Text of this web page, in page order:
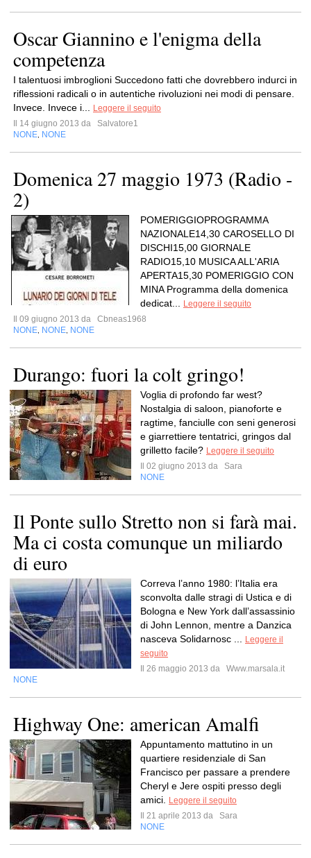
Oscar Giannino e l'enigma della
competenza
I talentuosi imbroglioni Succedono fatti che dovrebbero indurci in
riflessioni radicali o in autentiche rivoluzioni nei modi di pensare.
Invece. Invece i...
Leggere il seguito
Il 14 giugno 2013 da
Salvatore1
NONE NONE
Domenica 27 maggio 1973 (Radio -
2)
POMERIGGIOPROGRAMMA
NAZIONALE14,30 CAROSELLO DI
DISCHI15,00 GIORNALE
RADIO15,10 MUSICA ALL'ARIA
APERTA15,30 POMERIGGIO CON
MINA Programma della domenica
dedicat...
Leggere il seguito
Il 09 giugno 2013 da
Cbneas1968
NONE NONE NONE
Durango: fuori la colt gringo!
Voglia di profondo far west?
Nostalgia di saloon, pianoforte e
ragtime, fanciulle con seni generosi
e giarrettiere tentatrici, gringos dal
grilletto facile? Leggere il seguito
Il 02 giugno 2013 da
Sara
NONE
Il Ponte sullo Stretto non si farà mai.
Ma ci costa comunque un miliardo
di euro
Correva l’anno 1980: l’Italia era
sconvolta dalle stragi di Ustica e di
Bologna e New York dall’assassinio
di John Lennon, mentre a Danzica
nasceva Solidarnosc ...
Leggere il
seguito
Il 26 maggio 2013 da
Www.marsala.it
NONE
Highway One: american Amalfi
Appuntamento mattutino in un
quartiere residenziale di San
Francisco per passare a prendere
Cheryl e Jere ospiti presso degli
amici.
Leggere il seguito
Il 21 aprile 2013 da
Sara
NONE